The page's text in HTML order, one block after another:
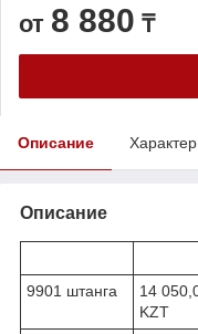
от 8 880 ₸
Описание
Описание
9901 штанга
14
KZT